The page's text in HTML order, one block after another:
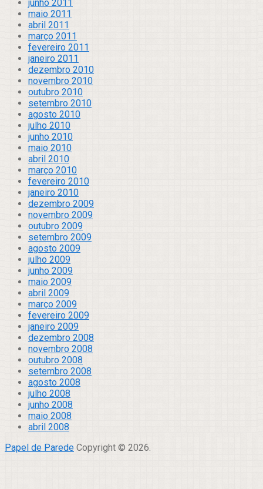
junho 2011
maio 2011
abril 2011
março 2011
fevereiro 2011
janeiro 2011
dezembro 2010
novembro 2010
outubro 2010
setembro 2010
agosto 2010
julho 2010
junho 2010
maio 2010
abril 2010
março 2010
fevereiro 2010
janeiro 2010
dezembro 2009
novembro 2009
outubro 2009
setembro 2009
agosto 2009
julho 2009
junho 2009
maio 2009
abril 2009
março 2009
fevereiro 2009
janeiro 2009
dezembro 2008
novembro 2008
outubro 2008
setembro 2008
agosto 2008
julho 2008
junho 2008
maio 2008
abril 2008
Papel de Parede Copyright © 2026.